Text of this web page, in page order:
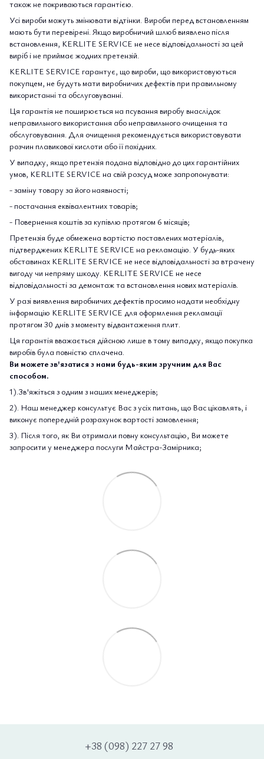
також не покриваються гарантією.
Усі вироби можуть змінювати відтінки. Вироби перед встановленням
мають бути перевірені. Якщо виробничий шлюб виявлено після
встановлення, KERLITE SERVICE не несе відповідальності за цей
виріб і не приймає жодних претензій.
KERLITE SERVICE гарантує, що вироби, що використовуються
покупцем, не будуть мати виробничих дефектів при правильному
використанні та обслуговуванні.
Ця гарантія не поширюється на псування виробу внаслідок
неправильного використання або неправильного очищення та
обслуговування. Для очищення рекомендується використовувати
розчин плавикової кислоти або її похідних.
У випадку, якщо претензія подана відповідно до цих гарантійних
умов, KERLITE SERVICE на свій розсуд може запропонувати:
- заміну товару за його наявності;
- постачання еквівалентних товарів;
- Повернення коштів за купівлю протягом 6 місяців;
Претензія буде обмежена вартістю поставлених матеріалів,
підтверджених KERLITE SERVICE на рекламацію. У будь-яких
обставинах KERLITE SERVICE не несе відповідальності за втрачену
вигоду чи непряму шкоду. KERLITE SERVICE не несе
відповідальності за демонтаж та встановлення нових матеріалів.
У разі виявлення виробничих дефектів просимо надати необхідну
інформацію KERLITE SERVICE для оформлення рекламації
протягом 30 днів з моменту відвантаження плит.
Ця гарантія вважається дійсною лише в тому випадку, якщо покупка
виробів була повністю сплачена.
Ви можете зв'язатися з нами будь-яким зручним для Вас
способом.
1).Зв'яжіться з одним з наших менеджерів;
2). Наш менеджер консультує Вас з усіх питань, що Вас цікавлять, і
виконує попередній розрахунок вартості замовлення;
3). Після того, як Ви отримали повну консультацію, Ви можете
запросити у менеджера послуги Майстра-Замірника;
+38 (098) 227 27 98